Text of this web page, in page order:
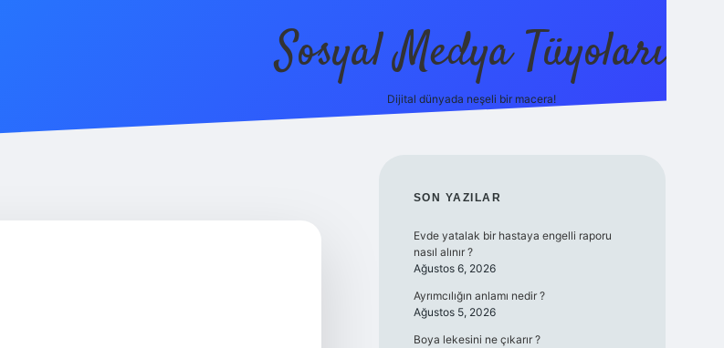
Sosyal Medya Tüyoları
Dijital dünyada neşeli bir macera!
SIDEBAR
SON YAZILAR
Evde yatalak bir hastaya engelli raporu
nasıl alınır ?
Ağustos 6, 2026
Ayrımcılığın anlamı nedir ?
Ağustos 5, 2026
Boya lekesini ne çıkarır ?